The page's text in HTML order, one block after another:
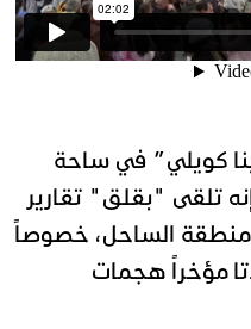
كويلي” في ساحة
تلقى "بقلق" تقارير
الساحل، خصوصاً
مؤخراً هجمات